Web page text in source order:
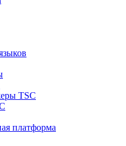
TSC
платформа